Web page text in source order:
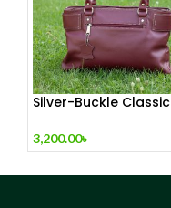
Silver-Buckle Classic
3,200.00৳